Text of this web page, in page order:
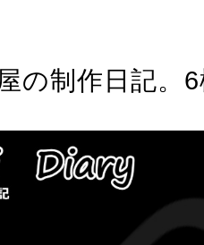
の制作日記。